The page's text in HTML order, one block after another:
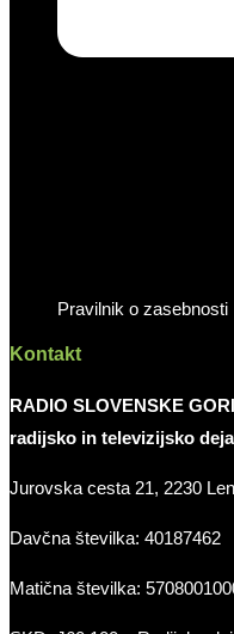
Pravilnik o zasebnosti
Kontakt
RADIO SLOVENSKE
radijsko in televizijsko
Jurovska cesta 21, 2230
Davčna številka: 40187462
Matična številka: